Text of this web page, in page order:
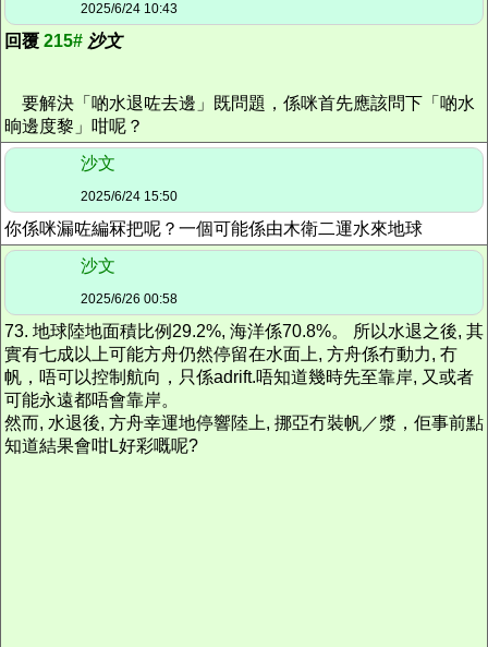
2025/6/24 10:43
回覆 215# 沙文
要解決「啲水退咗去邊」既問題，係咪首先應該問下「啲水
晌邊度黎」咁呢？
沙文
2025/6/24 15:50
你係咪漏咗編冧把呢？一個可能係由木衛二運水來地球
沙文
2025/6/26 00:58
73. 地球陸地面積比例29.2%, 海洋係70.8%。 所以水退之後, 其
實有七成以上可能方舟仍然停留在水面上, 方舟係冇動力, 冇
帆，唔可以控制航向，只係adrift.唔知道幾時先至靠岸, 又或者
可能永遠都唔會靠岸。
然而, 水退後, 方舟幸運地停響陸上, 挪亞冇裝帆／漿，佢事前點
知道結果會咁L好彩嘅呢?